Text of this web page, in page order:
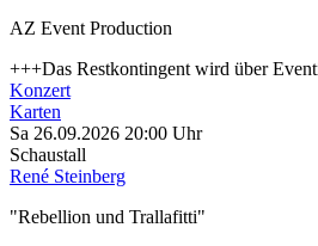
AZ Event Production
+++Das Restkontingent wird über
Konzert
Karten
Sa 26.09.2026 20:00 Uhr
Schaustall
René Steinberg
"Rebellion und Trallafitti"